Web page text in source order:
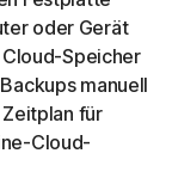
oder Gerät
Speicher
manuell
für
Cloud-